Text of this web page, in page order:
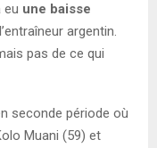
eu une baisse
argentin.
pas de ce qui
seconde période où
Muani (59) et